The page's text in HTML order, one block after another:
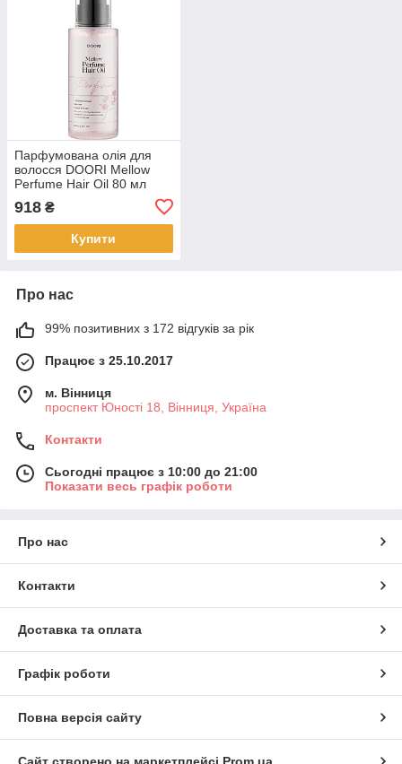
Парфумована олія для
волосся DOORI Mellow
Perfume Hair Oil 80 мл
918 ₴
Купити
Про нас
99% позитивних з 172 відгуків за рік
Працює з 25.10.2017
м. Вінниця
проспект Юності 18, Вінниця, Україна
Контакти
Сьогодні працює з 10:00 до 21:00
Показати весь графік роботи
Про нас
Контакти
Доставка та оплата
Графік роботи
Повна версія сайту